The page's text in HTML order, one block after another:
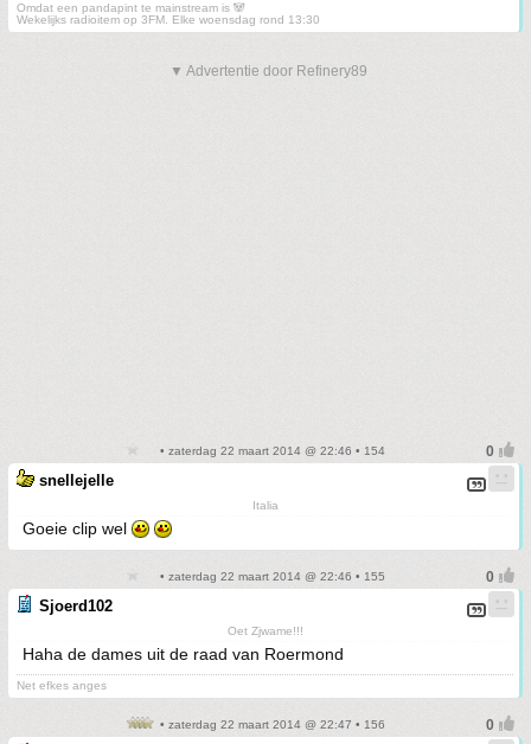
Omdat een pandapint te mainstream is 🐼
Wekelijks radioitem op 3FM. Elke woensdag rond 13:30
▼ Advertentie door Refinery89
• zaterdag 22 maart 2014 @ 22:46 • 154
snellejelle
Italia
Goeie clip wel
• zaterdag 22 maart 2014 @ 22:46 • 155
Sjoerd102
Oet Zjwame!!!
Haha de dames uit de raad van Roermond
Net efkes anges
• zaterdag 22 maart 2014 @ 22:47 • 156